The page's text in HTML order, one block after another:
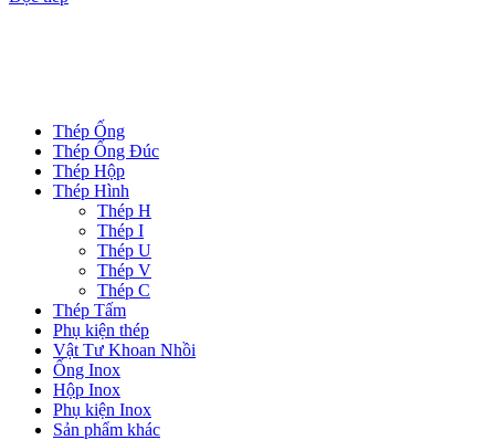
Thép Ống
Thép Ống Đúc
Thép Hộp
Thép Hình
Thép H
Thép I
Thép U
Thép V
Thép C
Thép Tấm
Phụ kiện thép
Vật Tư Khoan Nhồi
Ống Inox
Hộp Inox
Phụ kiện Inox
Sản phẩm khác